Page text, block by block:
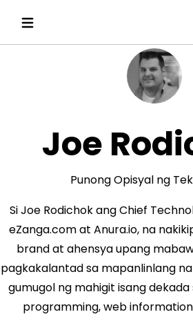
Joe
Punong Opisyal ng
Si Joe Rodichok ang Chief
eZanga.com at Anura.io, na
brand at ahensya upang
pagkakalantad sa mapanlinlang
gumugol ng mahigit isang
programming, web